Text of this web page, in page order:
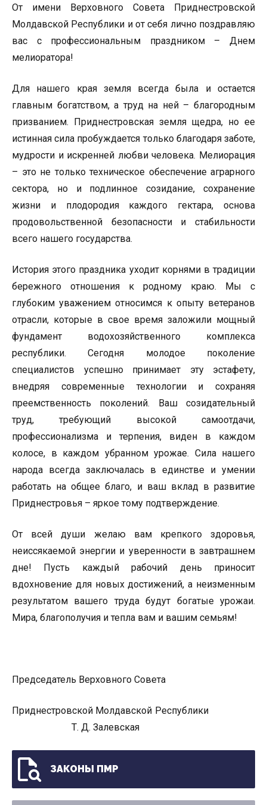
От имени Верховного Совета Приднестровской
Молдавской Республики и от себя лично поздравляю
вас с профессиональным праздником – Днем
мелиоратора!
Для нашего края земля всегда была и остается
главным богатством, а труд на ней – благородным
призванием. Приднестровская земля щедра, но ее
истинная сила пробуждается только благодаря заботе,
мудрости и искренней любви человека. Мелиорация
– это не только техническое обеспечение аграрного
сектора, но и подлинное созидание, сохранение
жизни и плодородия каждого гектара, основа
продовольственной безопасности и стабильности
всего нашего государства.
История этого праздника уходит корнями в традиции
бережного отношения к родному краю. Мы с
глубоким уважением относимся к опыту ветеранов
отрасли, которые в свое время заложили мощный
фундамент водохозяйственного комплекса
республики. Сегодня молодое поколение
специалистов успешно принимает эту эстафету,
внедряя современные технологии и сохраняя
преемственность поколений. Ваш созидательный
труд, требующий высокой самоотдачи,
профессионализма и терпения, виден в каждом
колосе, в каждом убранном урожае. Сила нашего
народа всегда заключалась в единстве и умении
работать на общее благо, и ваш вклад в развитие
Приднестровья – яркое тому подтверждение.
От всей души желаю вам крепкого здоровья,
неиссякаемой энергии и уверенности в завтрашнем
дне! Пусть каждый рабочий день приносит
вдохновение для новых достижений, а неизменным
результатом вашего труда будут богатые урожаи.
Мира, благополучия и тепла вам и вашим семьям!
Председатель Верховного Совета
Приднестровской Молдавской Республики
Т. Д. Залевская
ЗАКОНЫ ПМР